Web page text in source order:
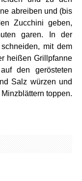
abreiben und (bis
Zucchini geben,
garen. In der
mit dem
heißen Grillpfanne
den gerösteten
Salz würzen und
toppen.